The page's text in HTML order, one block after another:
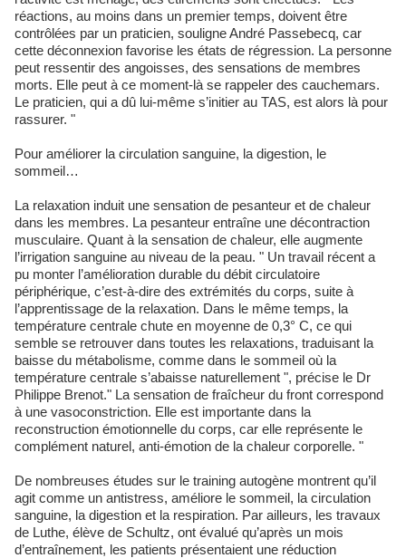
réactions, au moins dans un premier temps, doivent être
contrôlées par un praticien, souligne André Passebecq, car
cette déconnexion favorise les états de régression. La personne
peut ressentir des angoisses, des sensations de membres
morts. Elle peut à ce moment-là se rappeler des cauchemars.
Le praticien, qui a dû lui-même s’initier au TAS, est alors là pour
rassurer. "
Pour améliorer la circulation sanguine, la digestion, le
sommeil…
La relaxation induit une sensation de pesanteur et de chaleur
dans les membres. La pesanteur entraîne une décontraction
musculaire. Quant à la sensation de chaleur, elle augmente
l’irrigation sanguine au niveau de la peau. " Un travail récent a
pu monter l’amélioration durable du débit circulatoire
périphérique, c’est-à-dire des extrémités du corps, suite à
l’apprentissage de la relaxation. Dans le même temps, la
température centrale chute en moyenne de 0,3° C, ce qui
semble se retrouver dans toutes les relaxations, traduisant la
baisse du métabolisme, comme dans le sommeil où la
température centrale s’abaisse naturellement ", précise le Dr
Philippe Brenot." La sensation de fraîcheur du front correspond
à une vasoconstriction. Elle est importante dans la
reconstruction émotionnelle du corps, car elle représente le
complément naturel, anti-émotion de la chaleur corporelle. "
De nombreuses études sur le training autogène montrent qu’il
agit comme un antistress, améliore le sommeil, la circulation
sanguine, la digestion et la respiration. Par ailleurs, les travaux
de Luthe, élève de Schultz, ont évalué qu’après un mois
d’entraînement, les patients présentaient une réduction